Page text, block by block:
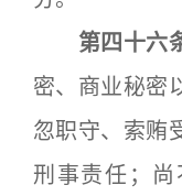
第四十六
密、商业秘密
忽职守、索贿
刑事责任；